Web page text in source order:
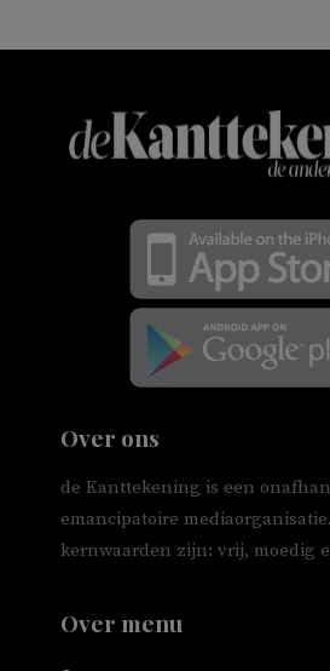
Over ons
de Kanttekening is een
emancipatoire
kernwaarden zijn: vrij, moedig
Over menu